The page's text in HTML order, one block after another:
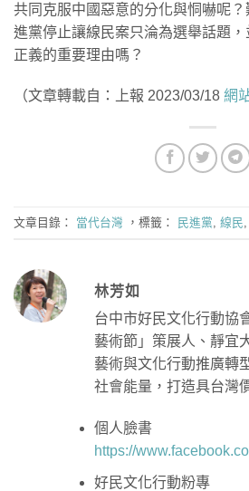
共同克服中國惡意的分化與恫嚇呢
進黨停止讓線民案只淪為選舉話題
正義的重要理由嗎？
（文章轉載自：上報 2023/03/18 網
文章目錄： 當代台灣 ，標籤： 民進黨 線民
林芳如
台中市好民文化行動協
藝術節」策展人、靜宜
藝術與文化行動推廣轉
社會能量，打造具台灣
個人臉書
https://
好民文化行動粉專